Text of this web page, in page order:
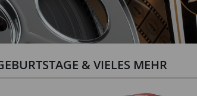
& VIELES MEHR